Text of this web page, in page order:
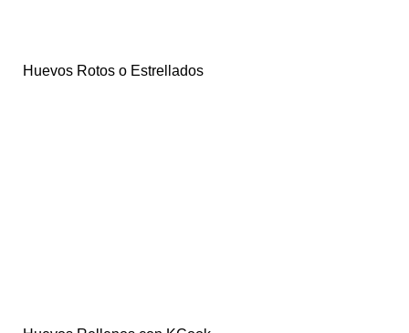
Huevos Rotos o Estrellados